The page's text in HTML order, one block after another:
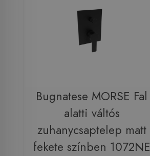
Bugnatese MORSE Fal
alatti váltós
zuhanycsaptelep matt
fekete színben 1072NE